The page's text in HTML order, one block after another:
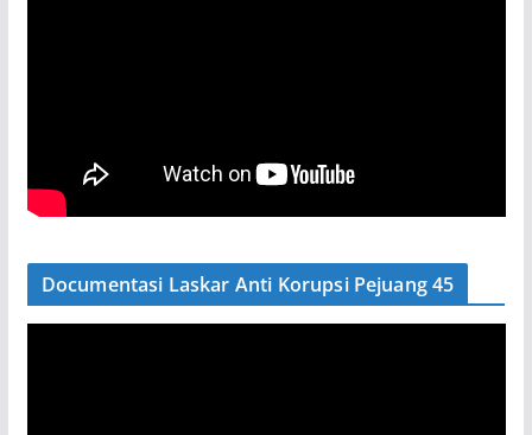
Documentasi Laskar Anti Korupsi Pejuang 45